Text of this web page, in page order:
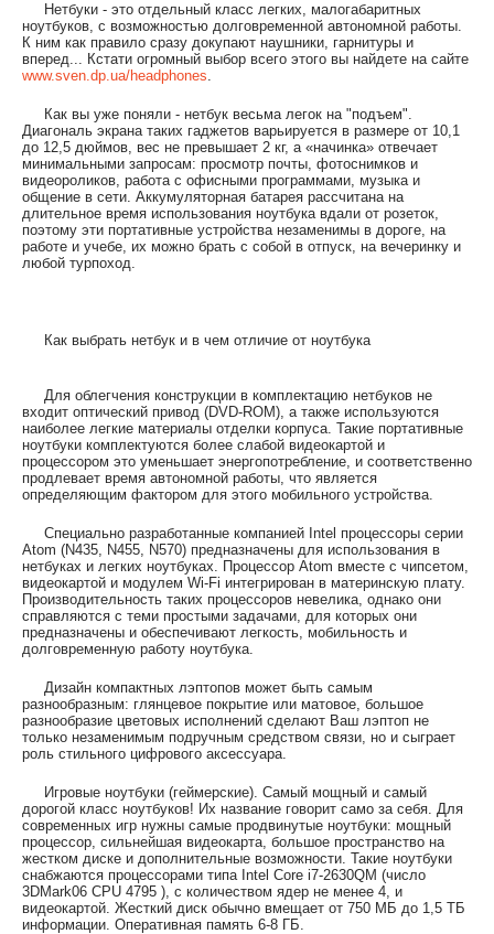
Нетбуки - это отдельный класс легких, малогабаритных
ноутбуков, с возможностью долговременной автономной работы.
К ним как правило сразу докупают наушники, гарнитуры и
вперед... Кстати огромный выбор всего этого вы найдете на сайте
www.sven.dp.ua/headphones.
Как вы уже поняли - нетбук весьма легок на "подъем".
Диагональ экрана таких гаджетов варьируется в размере от 10,1
до 12,5 дюймов, вес не превышает 2 кг, а «начинка» отвечает
минимальными запросам: просмотр почты, фотоснимков и
видеороликов, работа с офисными программами, музыка и
общение в сети. Аккумуляторная батарея рассчитана на
длительное время использования ноутбука вдали от розеток,
поэтому эти портативные устройства незаменимы в дороге, на
работе и учебе, их можно брать с собой в отпуск, на вечеринку и
любой турпоход.
Как выбрать нетбук и в чем отличие от ноутбука
Для облегчения конструкции в комплектацию нетбуков не
входит оптический привод (DVD-ROM), а также используются
наиболее легкие материалы отделки корпуса. Такие портативные
ноутбуки комплектуются более слабой видеокартой и
процессором это уменьшает энергопотребление, и соответственно
продлевает время автономной работы, что является
определяющим фактором для этого мобильного устройства.
Специально разработанные компанией Intel процессоры серии
Atom (N435, N455, N570) предназначены для использования в
нетбуках и легких ноутбуках. Процессор Atom вместе с чипсетом,
видеокартой и модулем Wi-Fi интегрирован в материнскую плату.
Производительность таких процессоров невелика, однако они
справляются с теми простыми задачами, для которых они
предназначены и обеспечивают легкость, мобильность и
долговременную работу ноутбука.
Дизайн компактных лэптопов может быть самым
разнообразным: глянцевое покрытие или матовое, большое
разнообразие цветовых исполнений сделают Ваш лэптоп не
только незаменимым подручным средством связи, но и сыграет
роль стильного цифрового аксессуара.
Игровые ноутбуки (геймерские). Самый мощный и самый
дорогой класс ноутбуков! Их название говорит само за себя. Для
современных игр нужны самые продвинутые ноутбуки: мощный
процессор, сильнейшая видеокарта, большое пространство на
жестком диске и дополнительные возможности. Такие ноутбуки
снабжаются процессорами типа Intel Core i7-2630QM (число
3DMark06 CPU 4795 ), с количеством ядер не менее 4, и
видеокартой. Жесткий диск обычно вмещает от 750 МБ до 1,5 ТБ
информации. Оперативная память 6-8 ГБ.